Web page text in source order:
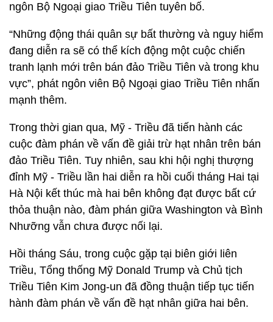
ngôn Bộ Ngoại giao Triều Tiên tuyên bố.
“Những động thái quân sự bất thường và nguy hiểm
đang diễn ra sẽ có thể kích động một cuộc chiến
tranh lạnh mới trên bán đảo Triều Tiên và trong khu
vực”, phát ngôn viên Bộ Ngoại giao Triều Tiên nhấn
mạnh thêm.
Trong thời gian qua, Mỹ - Triều đã tiến hành các
cuộc đàm phán về vấn đề giải trừ hạt nhân trên bán
đảo Triều Tiên. Tuy nhiên, sau khi hội nghị thượng
đỉnh Mỹ - Triều lần hai diễn ra hồi cuối tháng Hai tại
Hà Nội kết thúc mà hai bên không đạt được bất cứ
thỏa thuận nào, đàm phán giữa Washington và Bình
Nhưỡng vẫn chưa được nối lại.
Hồi tháng Sáu, trong cuộc gặp tại biên giới liên
Triều, Tổng thống Mỹ Donald Trump và Chủ tịch
Triều Tiên Kim Jong-un đã đồng thuận tiếp tục tiến
hành đàm phán về vấn đề hạt nhân giữa hai bên.